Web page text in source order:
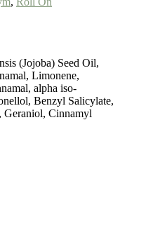
(Jojoba) Seed Oil,
Limonene,
alpha iso-
Benzyl Salicylate,
Cinnamyl